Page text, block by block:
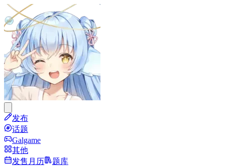
发布
话题
Galgame
其他
发售月历
题库